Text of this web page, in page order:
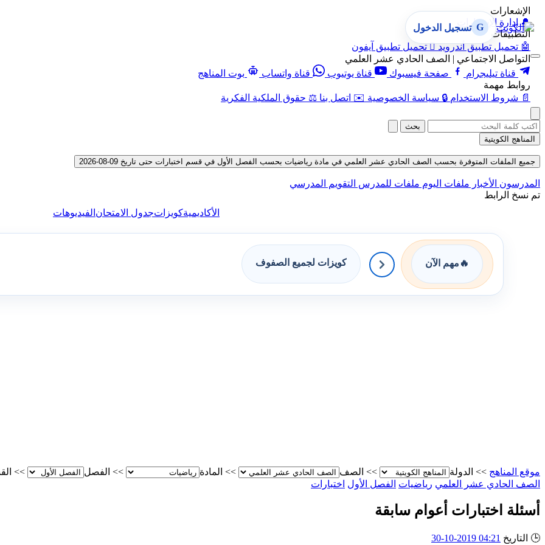
الإشعارات
🔔 إدارة الإشعارات
التطبيقات
🤖 تحميل تطبيق أندرويد  تحميل تطبيق آيفون
التواصل الاجتماعي | الصف الحادي عشر العلمي
قناة تيليجرام
صفحة فيسبوك قناة يوتيوب قناة واتساب
بوت المناهج
روابط مهمة
📄 شروط الاستخدام 🔒 سياسة الخصوصية ✉️ اتصل بنا ⚖️ حقوق الملكية الفكرية
G تسجيل الدخول
بحث
المناهج الكويتية
جميع الملفات المتوفرة بحسب الصف الحادي عشر العلمي في مادة رياضيات بحسب الفصل الأول في قسم اختبارات حتى تاريخ 09-08-2026
المدرسون الأخبار ملفات اليوم ملفات للمدرس التقويم المدرسي
تم نسخ الرابط
الأكاديميةكويزاتجدول الامتحان الفيديوهات
🔥 مهم الآن كويزات لجميع الصفوف
موقع المناهج >> الدولة >> الصف >> المادة >> الفصل >>
الصف الحادي عشر العلمي رياضيات الفصل الأول اختبارات
أسئلة اختبارات أعوام سابقة
🕒 التاريخ 04:21 2019-10-30